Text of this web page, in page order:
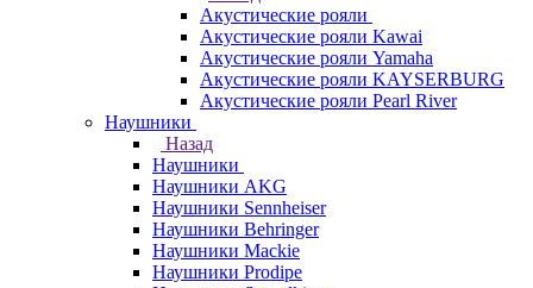
Акустические рояли
Акустические рояли Kawai
Акустические рояли Yamaha
Акустические рояли KAYSERBURG
Акустические рояли Pearl River
Наушники
Назад
Наушники
Наушники AKG
Наушники Sennheiser
Наушники Behringer
Наушники Mackie
Наушники Prodipe